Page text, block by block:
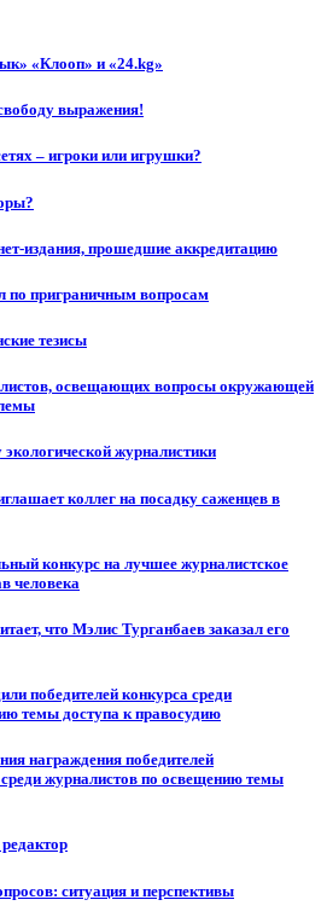
«Клооп» и «24.kg»
выражения!
– игроки или игрушки?
издания, прошедшие аккредитацию
по приграничным вопросам
тезисы
освещающих вопросы окружающей
журналистики
коллег на посадку саженцев в
конкурс на лучшее журналистское
человека
что Мэлис Турганбаев заказал его
победителей конкурса среди
темы доступа к правосудию
награждения победителей
журналистов по освещению темы
ситуация и перспективы